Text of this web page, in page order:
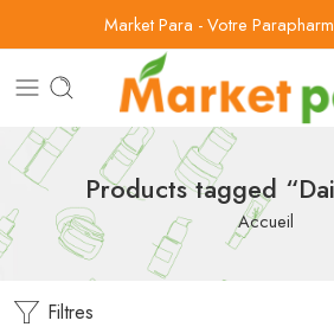
Market Para - Votre
Products tagged
Accueil
Filtres